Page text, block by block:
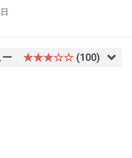
★★★☆☆ (100)